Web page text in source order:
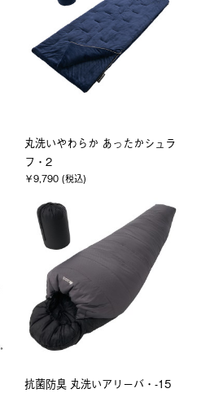
丸洗いやわらか あったかシュラ
フ・2
￥9,790 (税込)
抗菌防臭 丸洗いアリーバ・-15